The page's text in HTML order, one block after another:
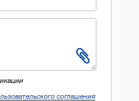
соглашения